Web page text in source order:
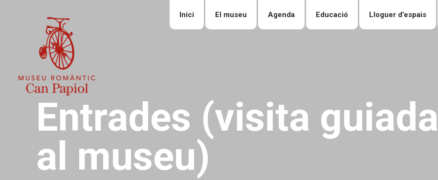
Inici El museu Agenda Educació Lloguer d’espais
Entrades (visita guiada
al museu)